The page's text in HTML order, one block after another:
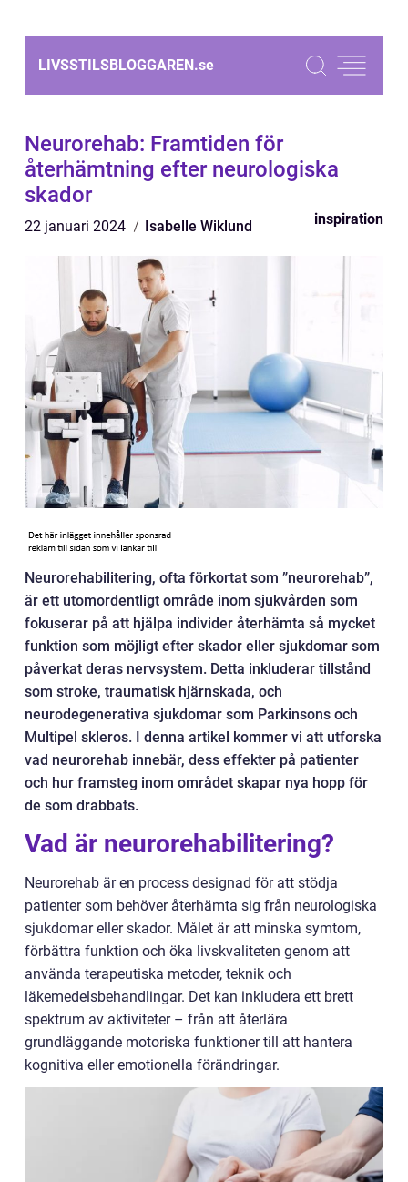
LIVSSTILSBLOGGAREN.se
Neurorehab: Framtiden för
återhämtning efter neurologiska
skador
22 januari 2024 Isabelle Wiklund inspiration
Neurorehabilitering, ofta förkortat som ”neurorehab”,
är ett utomordentligt område inom sjukvården som
fokuserar på att hjälpa individer återhämta så mycket
funktion som möjligt efter skador eller sjukdomar som
påverkat deras nervsystem. Detta inkluderar tillstånd
som stroke, traumatisk hjärnskada, och
neurodegenerativa sjukdomar som Parkinsons och
Multipel skleros. I denna artikel kommer vi att utforska
vad neurorehab innebär, dess effekter på patienter
och hur framsteg inom området skapar nya hopp för
de som drabbats.
Vad är neurorehabilitering?
Neurorehab är en process designad för att stödja
patienter som behöver återhämta sig från neurologiska
sjukdomar eller skador. Målet är att minska symtom,
förbättra funktion och öka livskvaliteten genom att
använda terapeutiska metoder, teknik och
läkemedelsbehandlingar. Det kan inkludera ett brett
spektrum av aktiviteter – från att återlära
grundläggande motoriska funktioner till att hantera
kognitiva eller emotionella förändringar.